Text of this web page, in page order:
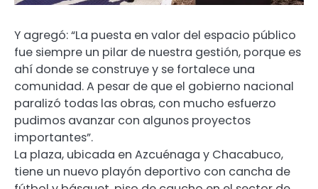
Y agregó: “La puesta en valor del espacio público
fue siempre un pilar de nuestra gestión, porque es
ahí donde se construye y se fortalece una
comunidad. A pesar de que el gobierno nacional
paralizó todas las obras, con mucho esfuerzo
pudimos avanzar con algunos proyectos
importantes”.
La plaza, ubicada en Azcuénaga y Chacabuco,
tiene un nuevo playón deportivo con cancha de